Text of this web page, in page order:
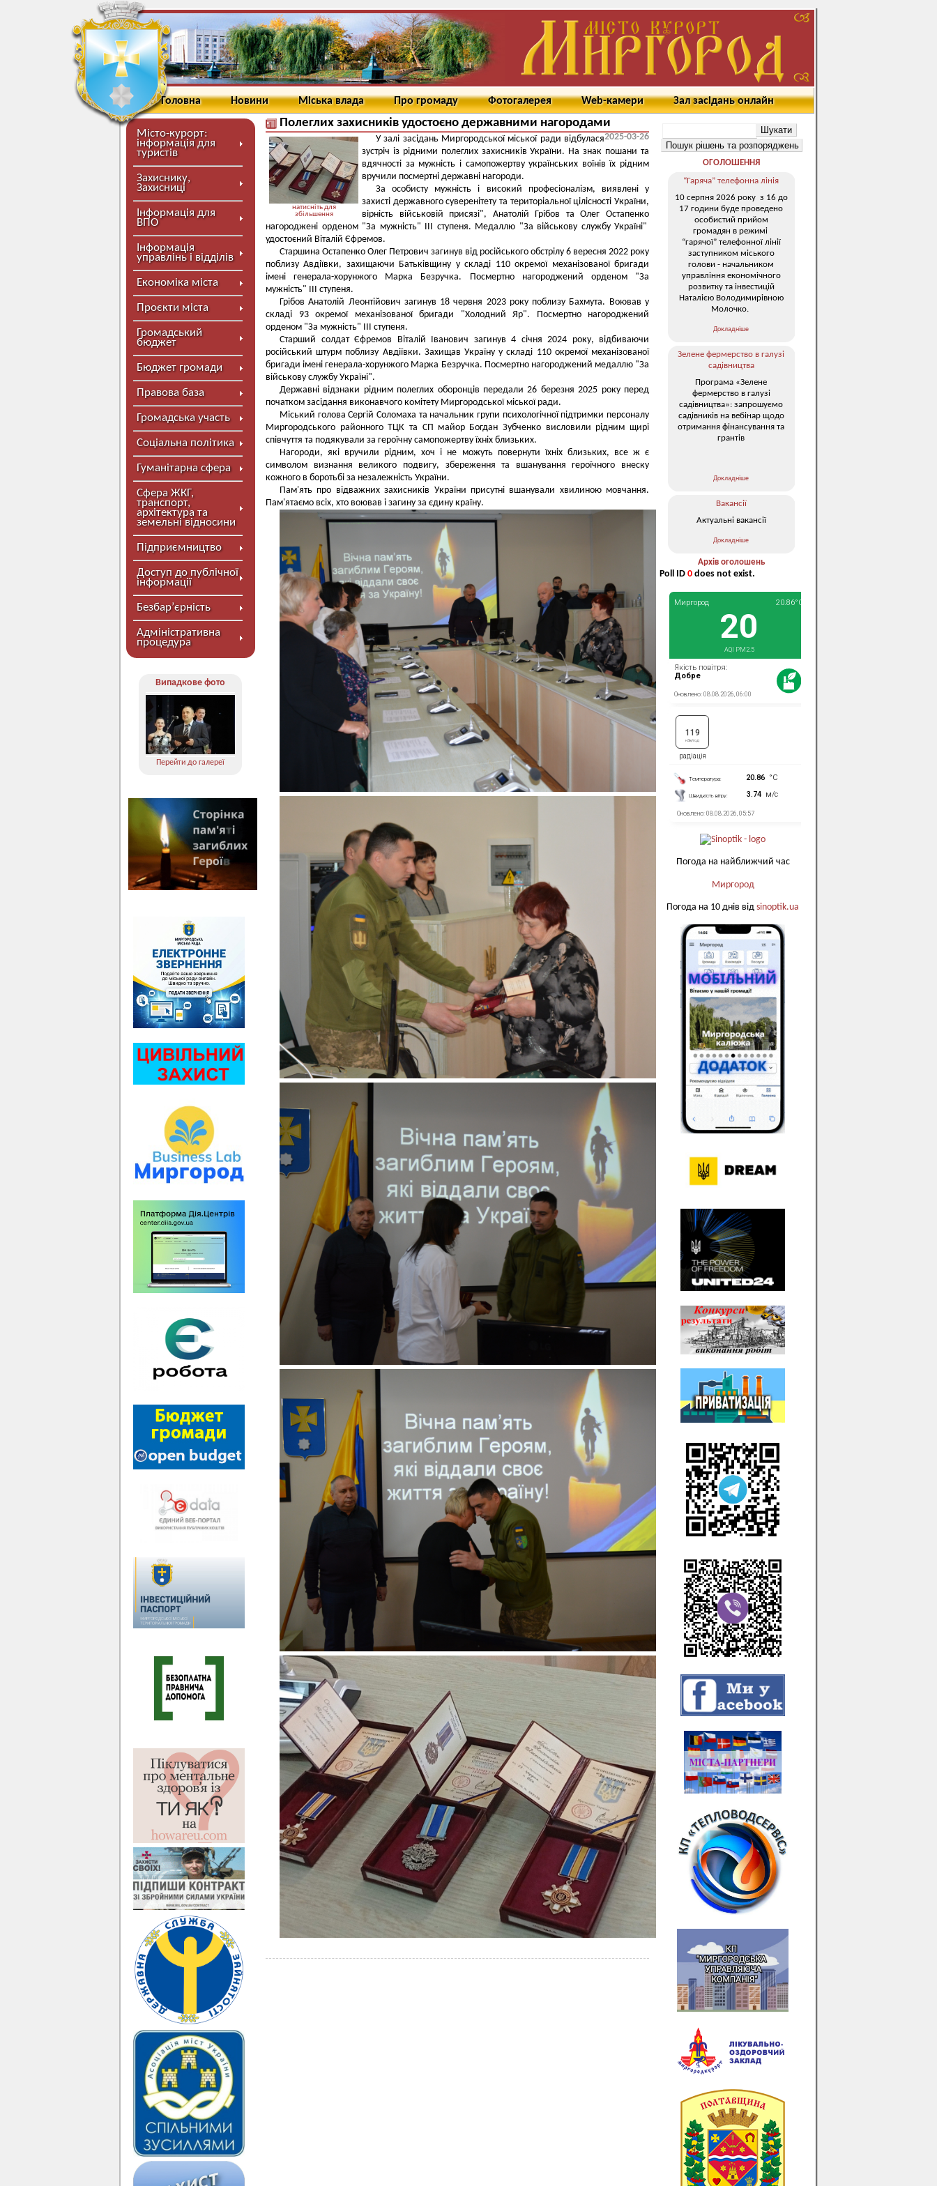
Головна Новини Міська влада Про громаду Фотогалерея Web-камери Зал засідань онлайн
Місто-курорт:
інформація для
туристів
Захиснику,
Захисниці
Інформація для
ВПО
Інформація
управлінь і відділів
Економіка міста
Проєкти міста
Громадський
бюджет
Бюджет громади
Правова база
Громадська участь
Соціальна політика
Гуманітарна сфера
Сфера ЖКГ,
транспорт,
архітектура та
земельні відносини
Підприємництво
Доступ до публічної
інформації
Безбар’єрність
Адміністративна
процедура
Випадкове фото
Перейти до галереї
Полеглих захисників удостоєно державними нагородами
2025-03-26
натисніть для
збільшення
У залі засідань Миргородської міської ради відбулася
зустріч із рідними полеглих захисників України. На знак пошани та
вдячності за мужність і самопожертву українських воїнів їх рідним
вручили посмертні державні нагороди.
За особисту мужність і високий професіоналізм, виявлені у
захисті державного суверенітету та територіальної цілісності України,
вірність військовій присязі", Анатолій Грібов та Олег Остапенко
нагороджені орденом "За мужність" III ступеня. Медаллю "За військову службу Україні"
удостоєний Віталій Єфремов.
Старшина Остапенко Олег Петрович загинув від російського обстрілу 6 вересня 2022 року
поблизу Авдіївки, захищаючи Батьківщину у складі 110 окремої механізованої бригади
імені генерала-хорунжого Марка Безручка. Посмертно нагороджений орденом "За
мужність" III ступеня.
Грібов Анатолій Леонтійович загинув 18 червня 2023 року поблизу Бахмута. Воював у
складі 93 окремої механізованої бригади "Холодний Яр". Посмертно нагороджений
орденом "За мужність" III ступеня.
Старший солдат Єфремов Віталій Іванович загинув 4 січня 2024 року, відбиваючи
російський штурм поблизу Авдіївки. Захищав Україну у складі 110 окремої механізованої
бригади імені генерала-хорунжого Марка Безручка. Посмертно нагороджений медаллю "За
військову службу Україні".
Державні відзнаки рідним полеглих оборонців передали 26 березня 2025 року перед
початком засідання виконавчого комітету Миргородської міської ради.
Міський голова Сергій Соломаха та начальник групи психологічної підтримки персоналу
Миргородського районного ТЦК та СП майор Богдан Зубченко висловили рідним щирі
співчуття та подякували за героїчну самопожертву їхніх близьких.
Нагороди, які вручили рідним, хоч і не можуть повернути їхніх близьких, все ж є
символом визнання великого подвигу, збереження та вшанування героїчного внеску
кожного в боротьбі за незалежність України.
Пам'ять про відважних захисників України присутні вшанували хвилиною мовчання.
Пам'ятаємо всіх, хто воював і загину за єдину країну.
ОГОЛОШЕННЯ
“Гаряча” телефонна лінія
10 серпня 2026 року з 16 до
17 години буде проведено
особистий прийом
громадян в режимі
“гарячої” телефонної лінії
заступником міського
голови - начальником
управління економічного
розвитку та інвестицій
Наталією Володимирівною
Молочко.
Докладніше
Зелене фермерство в галузі
садівництва
Програма «Зелене
фермерство в галузі
садівництва»: запрошуємо
садівників на вебінар щодо
отримання фінансування та
грантів
Докладніше
Вакансії
Актуальні вакансії
Докладніше
Архів оголошень
Poll ID 0 does not exist.
Погода на найближчий час
Миргород
Погода на 10 днів від sinoptik.ua